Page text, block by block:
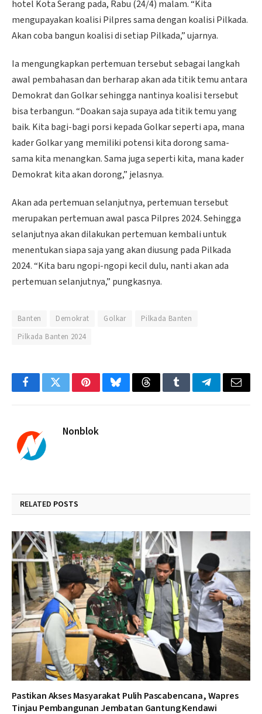
hotel Kota Serang pada, Rabu (24/4) malam. “Kita
mengupayakan koalisi Pilpres sama dengan koalisi Pilkada.
Akan coba bangun koalisi di setiap Pilkada,” ujarnya.
Ia mengungkapkan pertemuan tersebut sebagai langkah
awal pembahasan dan berharap akan ada titik temu antara
Demokrat dan Golkar sehingga nantinya koalisi tersebut
bisa terbangun. “Doakan saja supaya ada titik temu yang
baik. Kita bagi-bagi porsi kepada Golkar seperti apa, mana
kader Golkar yang memiliki potensi kita dorong sama-
sama kita menangkan. Sama juga seperti kita, mana kader
Demokrat kita akan dorong,” jelasnya.
Akan ada pertemuan selanjutnya, pertemuan tersebut
merupakan pertemuan awal pasca Pilpres 2024. Sehingga
selanjutnya akan dilakukan pertemuan kembali untuk
menentukan siapa saja yang akan diusung pada Pilkada
2024. “Kita baru ngopi-ngopi kecil dulu, nanti akan ada
pertemuan selanjutnya,” pungkasnya.
Banten Demokrat Golkar
Pilkada Banten
Pilkada Banten 2024
FacebookTwitterPinterestBlueskyThreadsTumblrTelegramEmail
Nonblok
RELATED POSTS
Pastikan Akses Masyarakat Pulih Pascabencana, Wapres
Tinjau Pembangunan Jembatan Gantung Kendawi